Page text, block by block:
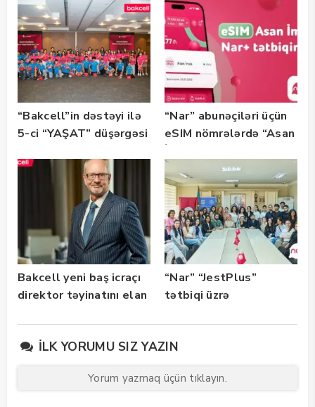
Bootcamp” başladı
“Bakcell”in dəstəyi ilə
5-ci “YAŞAT” düşərgəsi
“Nar” abunəçiləri üçün
eSIM nömrələrdə “Asan
istifadəyə verildi
Bakcell yeni baş icraçı
direktor təyinatını elan
“Nar” “JestPlus”
tətbiqi üzrə
İLK YORUMU SIZ YAZIN
Yorum yazmaq üçün tıklayın.